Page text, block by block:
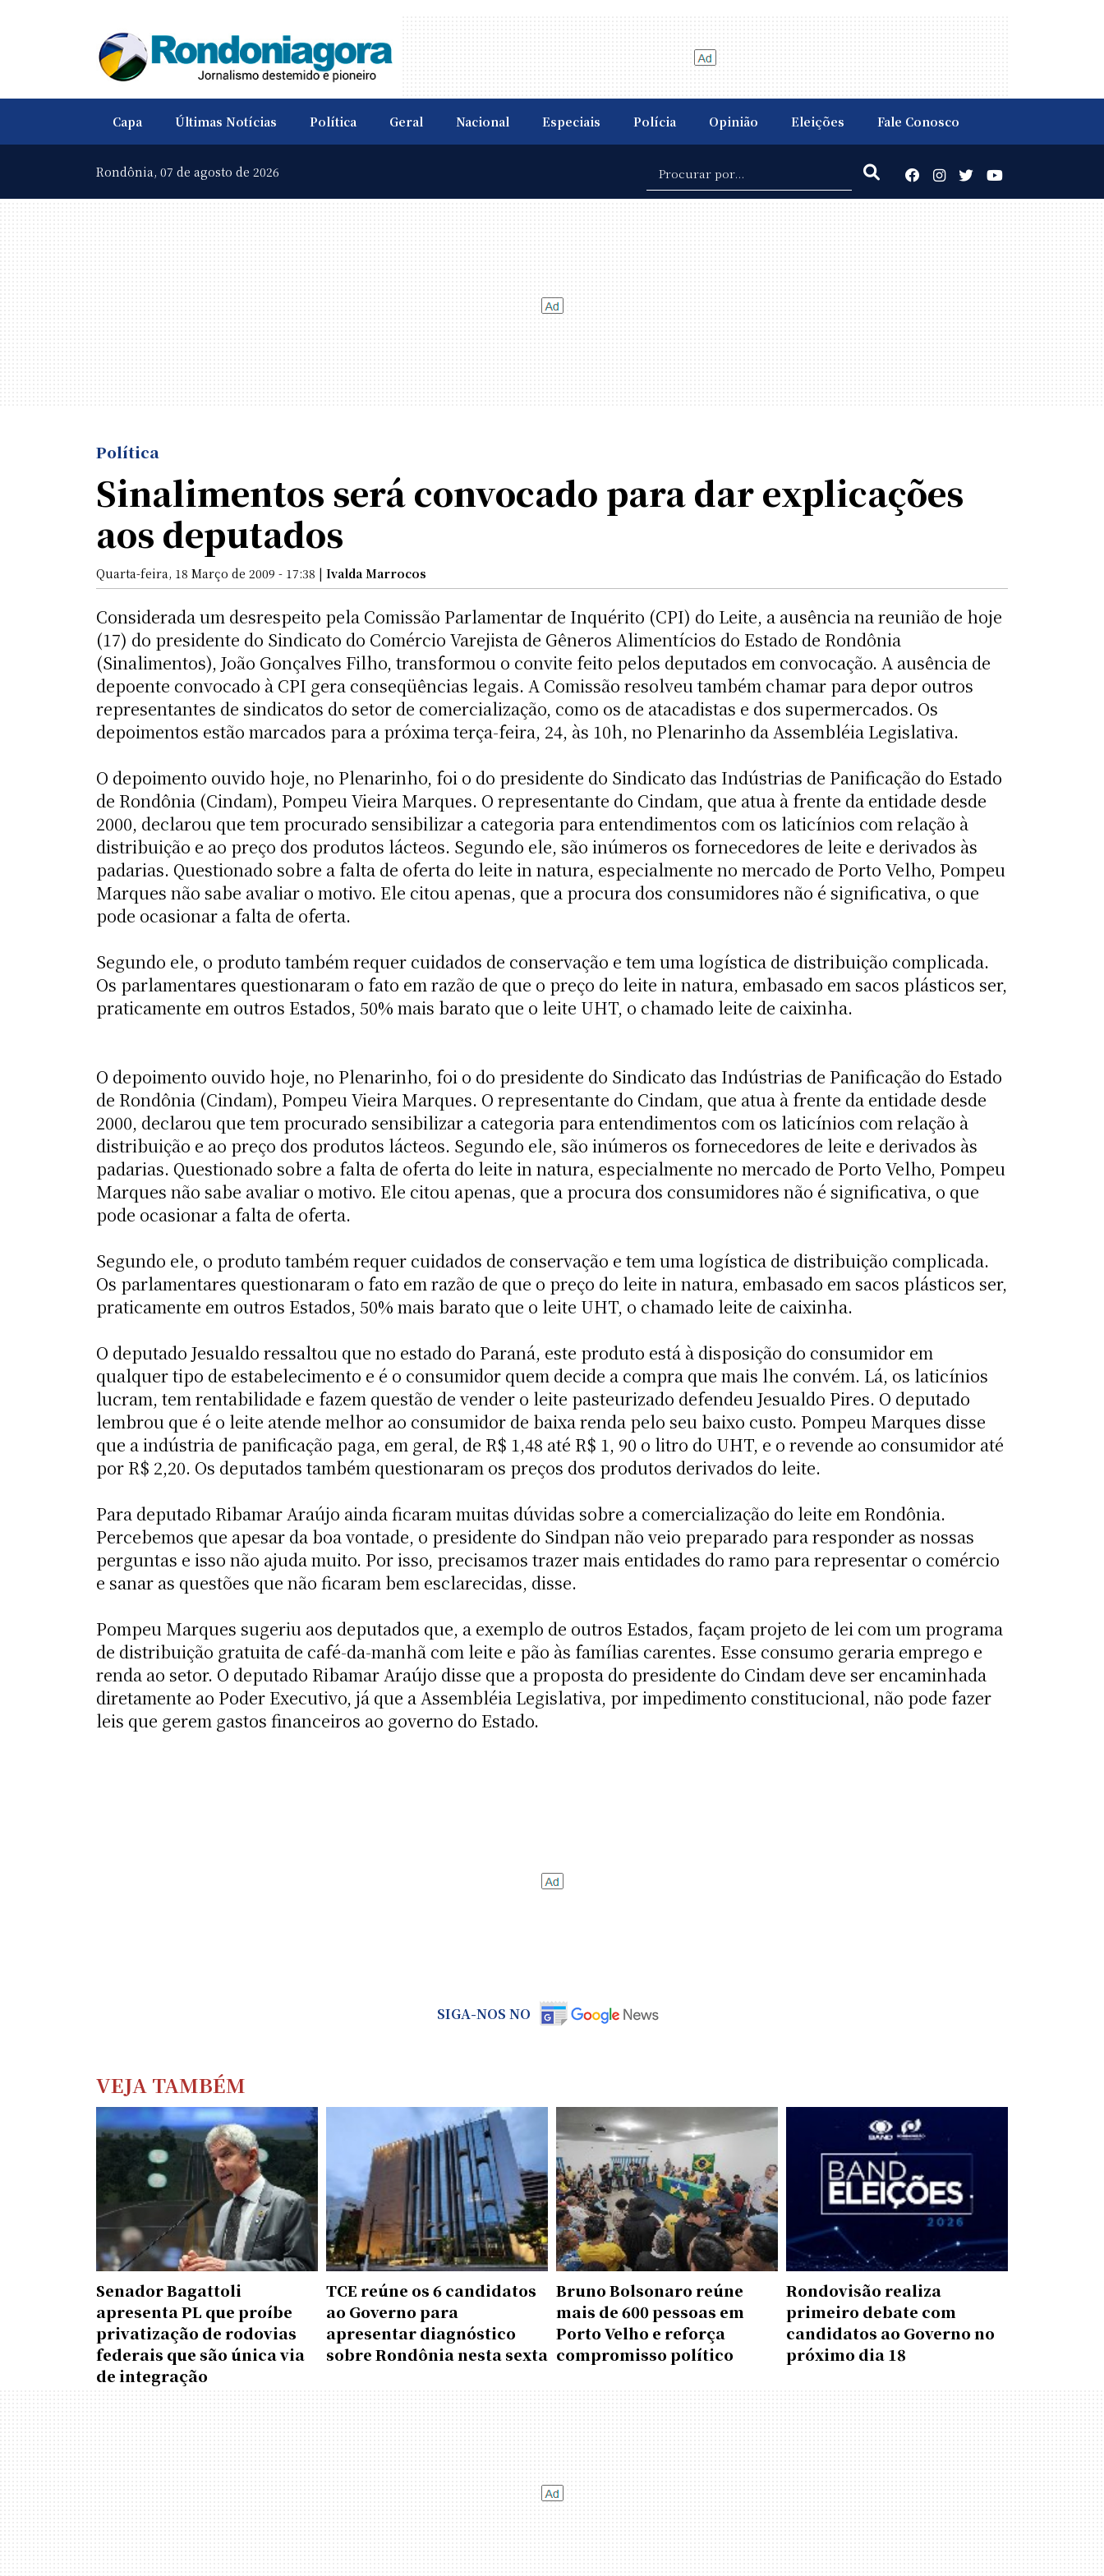
Capa Últimas Notícias Política Geral Nacional Especiais Polícia Opinião Eleições Fale Conosco
Rondônia, 07 de agosto de 2026
Política
Sinalimentos será convocado para dar explicações
aos deputados
Quarta-feira, 18 Março de 2009 - 17:38 | Ivalda Marrocos
Considerada um desrespeito pela Comissão Parlamentar de Inquérito (CPI) do Leite, a ausência na reunião de hoje
(17) do presidente do Sindicato do Comércio Varejista de Gêneros Alimentícios do Estado de Rondônia
(Sinalimentos), João Gonçalves Filho, transformou o convite feito pelos deputados em convocação. A ausência de
depoente convocado à CPI gera conseqüências legais. A Comissão resolveu também chamar para depor outros
representantes de sindicatos do setor de comercialização, como os de atacadistas e dos supermercados. Os
depoimentos estão marcados para a próxima terça-feira, 24, às 10h, no Plenarinho da Assembléia Legislativa.
O depoimento ouvido hoje, no Plenarinho, foi o do presidente do Sindicato das Indústrias de Panificação do Estado
de Rondônia (Cindam), Pompeu Vieira Marques. O representante do Cindam, que atua à frente da entidade desde
2000, declarou que tem procurado sensibilizar a categoria para entendimentos com os laticínios com relação à
distribuição e ao preço dos produtos lácteos. Segundo ele, são inúmeros os fornecedores de leite e derivados às
padarias. Questionado sobre a falta de oferta do leite in natura, especialmente no mercado de Porto Velho, Pompeu
Marques não sabe avaliar o motivo. Ele citou apenas, que a procura dos consumidores não é significativa, o que
pode ocasionar a falta de oferta.
Segundo ele, o produto também requer cuidados de conservação e tem uma logística de distribuição complicada.
Os parlamentares questionaram o fato em razão de que o preço do leite in natura, embasado em sacos plásticos ser,
praticamente em outros Estados, 50% mais barato que o leite UHT, o chamado leite de caixinha.
O depoimento ouvido hoje, no Plenarinho, foi o do presidente do Sindicato das Indústrias de Panificação do Estado
de Rondônia (Cindam), Pompeu Vieira Marques. O representante do Cindam, que atua à frente da entidade desde
2000, declarou que tem procurado sensibilizar a categoria para entendimentos com os laticínios com relação à
distribuição e ao preço dos produtos lácteos. Segundo ele, são inúmeros os fornecedores de leite e derivados às
padarias. Questionado sobre a falta de oferta do leite in natura, especialmente no mercado de Porto Velho, Pompeu
Marques não sabe avaliar o motivo. Ele citou apenas, que a procura dos consumidores não é significativa, o que
pode ocasionar a falta de oferta.
Segundo ele, o produto também requer cuidados de conservação e tem uma logística de distribuição complicada.
Os parlamentares questionaram o fato em razão de que o preço do leite in natura, embasado em sacos plásticos ser,
praticamente em outros Estados, 50% mais barato que o leite UHT, o chamado leite de caixinha.
O deputado Jesualdo ressaltou que no estado do Paraná, este produto está à disposição do consumidor em
qualquer tipo de estabelecimento e é o consumidor quem decide a compra que mais lhe convém. Lá, os laticínios
lucram, tem rentabilidade e fazem questão de vender o leite pasteurizado defendeu Jesualdo Pires. O deputado
lembrou que é o leite atende melhor ao consumidor de baixa renda pelo seu baixo custo. Pompeu Marques disse
que a indústria de panificação paga, em geral, de R$ 1,48 até R$ 1, 90 o litro do UHT, e o revende ao consumidor até
por R$ 2,20. Os deputados também questionaram os preços dos produtos derivados do leite.
Para deputado Ribamar Araújo ainda ficaram muitas dúvidas sobre a comercialização do leite em Rondônia.
Percebemos que apesar da boa vontade, o presidente do Sindpan não veio preparado para responder as nossas
perguntas e isso não ajuda muito. Por isso, precisamos trazer mais entidades do ramo para representar o comércio
e sanar as questões que não ficaram bem esclarecidas, disse.
Pompeu Marques sugeriu aos deputados que, a exemplo de outros Estados, façam projeto de lei com um programa
de distribuição gratuita de café-da-manhã com leite e pão às famílias carentes. Esse consumo geraria emprego e
renda ao setor. O deputado Ribamar Araújo disse que a proposta do presidente do Cindam deve ser encaminhada
diretamente ao Poder Executivo, já que a Assembléia Legislativa, por impedimento constitucional, não pode fazer
leis que gerem gastos financeiros ao governo do Estado.
SIGA-NOS NO
VEJA TAMBÉM
Senador Bagattoli
apresenta PL que proíbe
privatização de rodovias
federais que são única via
de integração
TCE reúne os 6 candidatos
ao Governo para
apresentar diagnóstico
sobre Rondônia nesta sexta
Bruno Bolsonaro reúne
mais de 600 pessoas em
Porto Velho e reforça
compromisso político
Rondovisão realiza
primeiro debate com
candidatos ao Governo no
próximo dia 18